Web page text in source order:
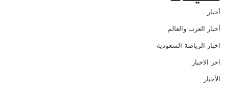
أخبار
أخبار العرب والعالم
اخبار الرياضة السعودية
اخر الاخبار
الأخبار